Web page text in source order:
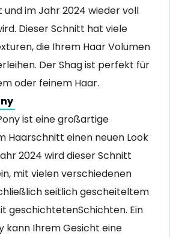
im Jahr 2024 wieder voll
Dieser Schnitt hat viele
die Ihrem Haar Volumen
Der Shag ist perfekt für
oder feinem Haar.
ist eine großartige
Haarschnitt einen neuen Look
2024 wird dieser Schnitt
mit vielen verschiedenen
seitlich gescheiteltem
geschichtetenSchichten. Ein
kann Ihrem Gesicht eine